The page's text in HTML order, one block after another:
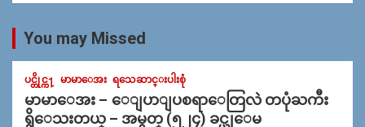
You may Missed
ပင္တိုင္က႑ မာမာေအး ရသေဆာင္းပါးစုံ
မာမာေအး – ေျပာျပစရာေတြလဲ တပုံႀကီး
ရွိေသးတယ္ – အမွတ္ (၅၂၄) ခင္ယုေမ